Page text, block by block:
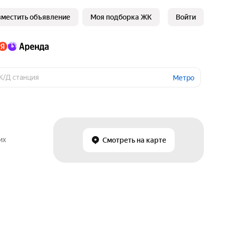
объявление Моя подборка ЖК Войти
Метро
Смотреть на карте